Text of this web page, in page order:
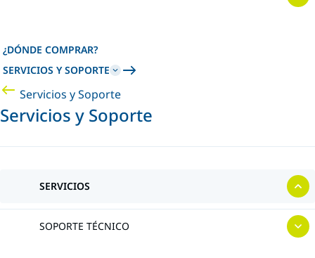
¿DÓNDE COMPRAR?
SERVICIOS Y SOPORTE
Servicios y Soporte
Servicios y Soporte
SERVICIOS
SOPORTE TÉCNICO